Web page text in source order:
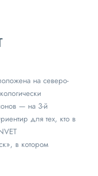
на северо-
— на 3-й
для тех, кто в
в котором